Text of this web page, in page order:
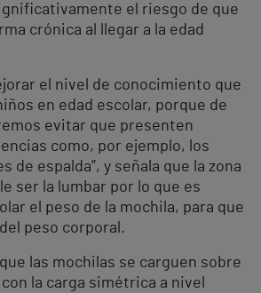
el riesgo de que
crónica al llegar a la edad
el nivel de conocimiento que
en edad escolar, porque de
evitar que presenten
como, por ejemplo, los
de espalda”, y señala que la zona
ser la lumbar por lo que es
el peso de la mochila, para que
peso corporal.
las mochilas se carguen sobre
la carga simétrica a nivel